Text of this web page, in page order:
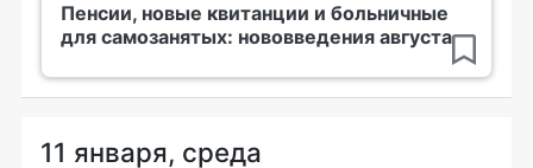
Пенсии, новые квитанции и больничные
для самозанятых: нововведения августа
11 января, среда